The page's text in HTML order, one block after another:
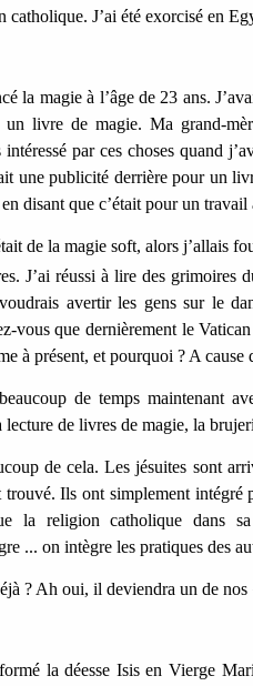
catholique. J’ai été exorcisé en
la magie à l’âge de 23 ans.
un livre de magie. Ma grand-
par ces choses quand
une publicité derrière pour un
disant que c’était pour un travail
de la magie soft, alors j’allais
J’ai réussi à lire des grimoires
avertir les gens sur le
vous que dernièrement le
à présent, et pourquoi ? A cause
de temps maintenant
lecture de livres de magie, la
de cela. Les jésuites sont
trouvé. Ils ont simplement intégré
la religion catholique dans
... on intègre les pratiques des
? Ah oui, il deviendra un de nos
la déesse Isis en Vierge